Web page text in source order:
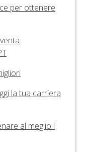
per ottenere
la tua carriera
al meglio i